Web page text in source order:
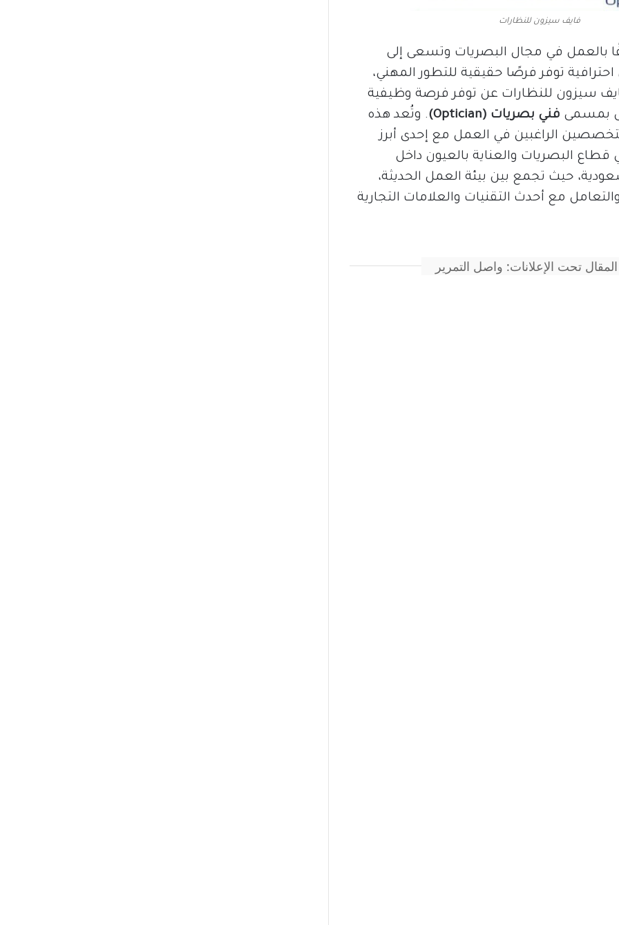
فايف سيزون للنظارات
بالعمل في مجال البصريات وتسعى إلى
توفر فرصًا حقيقية للتطور المهني،
سيزون للنظارات عن توفر فرصة وظيفية
بمسمى فني بصريات (Optician)
. وتُعد هذه
الراغبين في العمل مع إحدى أبرز
قطاع البصريات والعناية بالعيون داخل
حيث تجمع بين بيئة العمل الحديثة،
مع أحدث التقنيات والعلامات التجارية
تحت الإعلانات: واصل التمرير